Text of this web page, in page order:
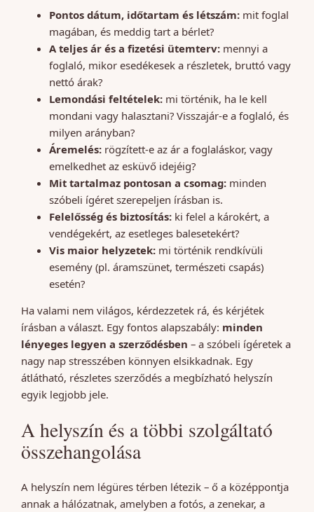
Pontos dátum, időtartam és létszám: mit foglal
magában, és meddig tart a bérlet?
A teljes ár és a fizetési ütemterv: mennyi a
foglaló, mikor esedékesek a részletek, bruttó vagy
nettó árak?
Lemondási feltételek: mi történik, ha le kell
mondani vagy halasztani? Visszajár-e a foglaló, és
milyen arányban?
Áremelés: rögzített-e az ár a foglaláskor, vagy
emelkedhet az esküvő idejéig?
Mit tartalmaz pontosan a csomag: minden
szóbeli ígéret szerepeljen írásban is.
Felelősség és biztosítás: ki felel a károkért, a
vendégekért, az esetleges balesetekért?
Vis maior helyzetek: mi történik rendkívüli
esemény (pl. áramszünet, természeti csapás)
esetén?
Ha valami nem világos, kérdezzetek rá, és kérjétek
írásban a választ. Egy fontos alapszabály: minden
lényeges legyen a szerződésben – a szóbeli ígéretek a
nagy nap stresszében könnyen elsikkadnak. Egy
átlátható, részletes szerződés a megbízható helyszín
egyik legjobb jele.
A helyszín és a többi szolgáltató
összehangolása
A helyszín nem légüres térben létezik – ő a középpontja
annak a hálózatnak, amelyben a fotós, a zenekar, a